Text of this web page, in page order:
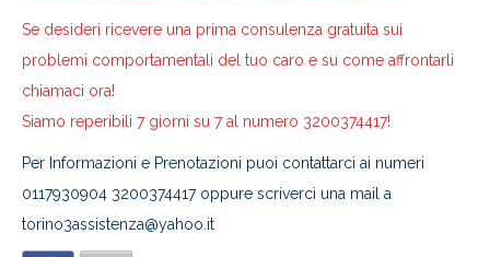
Se desideri ricevere una prima consulenza gratuita sui
problemi comportamentali del tuo caro e su come affrontarli
chiamaci ora!
Siamo reperibili 7 giorni su 7 al numero 3200374417!
Per Informazioni e Prenotazioni puoi contattarci ai numeri
0117930904 3200374417 oppure scriverci una mail a
torino3assistenza@yahoo.it